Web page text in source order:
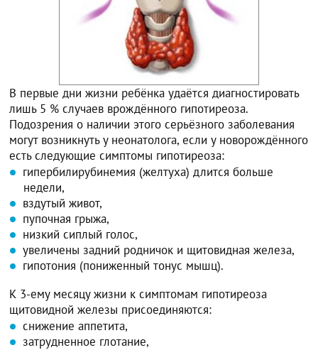
В первые дни жизни ребёнка удаётся диагностировать
лишь 5 % случаев врождённого гипотиреоза.
Подозрения о наличии этого серьёзного заболевания
могут возникнуть у неонатолога, если у новорождённого
есть следующие симптомы гипотиреоза:
гипербилирубинемия (желтуха) длится больше
недели,
вздутый живот,
пупочная грыжа,
низкий сиплый голос,
увеличены задний родничок и щитовидная железа,
гипотония (пониженный тонус мышц).
К 3-ему месяцу жизни к симптомам гипотиреоза
щитовидной железы присоединяются:
снижение аппетита,
затрудненное глотание,